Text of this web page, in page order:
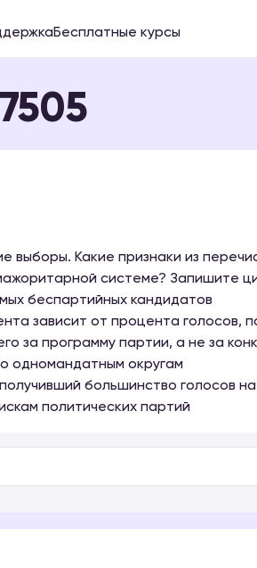
Бесплатные курсы
выборы. Какие признаки из
системе? Запишите
беспартийных кандидатов
зависит от процента голосов,
за программу партии, а не за
одномандатным округам
большинство голосов
политических партий